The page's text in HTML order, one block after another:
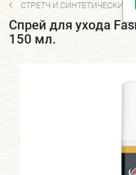
СТРЕТЧ И СИНТЕТИЧЕСКИЕ
Спрей для ухода
150 мл.